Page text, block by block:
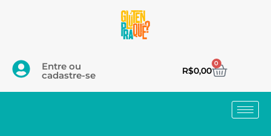
Entre ou
cadastre-se R$0,00
0